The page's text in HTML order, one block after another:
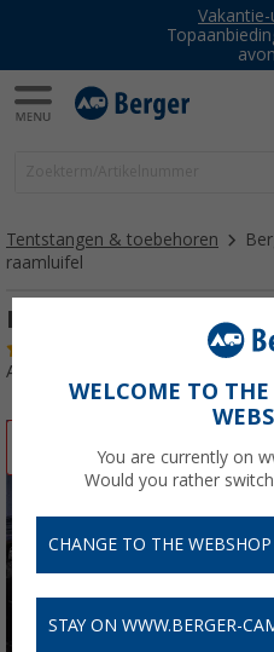
Tentstangen & toebehoren
raamluifel
Berger Wachau
Artikelnr: 160110
WELCOME TO
You are currently on
Would you rather
CHANGE TO THE
STAY ON WWW.BERGER-